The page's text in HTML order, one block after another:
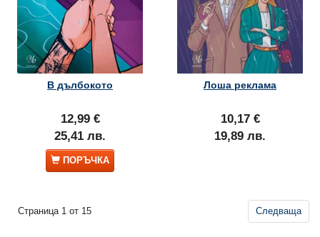
В дълбокото
12,99 €
25,41 лв.
ПОРЪЧКА
Лоша реклама
10,17 €
19,89 лв.
Страница 1 от 15 Следваща